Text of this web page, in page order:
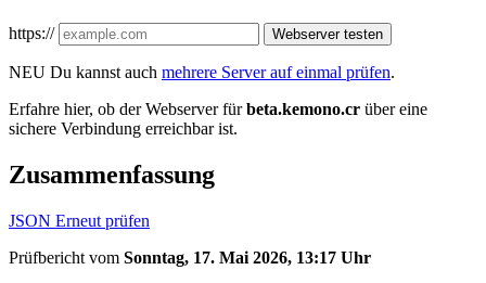
https:// Webserver testen
NEU Du kannst auch mehrere Server auf einmal prüfen.
Erfahre hier, ob der Webserver fürbeta.kemono.cr über eine
sichere Verbindung erreichbar ist.
Zusammenfassung
JSON Erneut prüfen
Prüfbericht vom Sonntag, 17. Mai 2026, 13:17 Uhr